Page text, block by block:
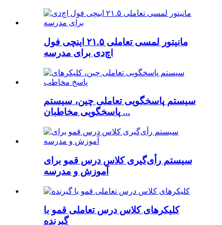
مانیتور لمسی تعاملی ۲۱.۵ اینچی فول
اچ‌دی برای مدرسه
سیستم پاسخگویی تعاملی چین، سیستم
پاسخگویی مخاطبان ...
سیستم رأی‌گیری کلاس درس قمو برای
آموزش و مدرسه
کلیکرهای کلاس درس تعاملی قمو با
گیرنده